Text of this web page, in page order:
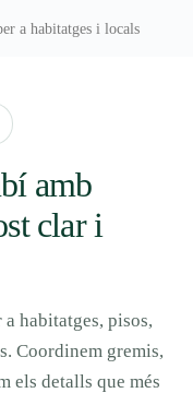
a habitatges i locals
amb
clar i
habitatges, pisos,
Coordinem gremis,
els detalls que més